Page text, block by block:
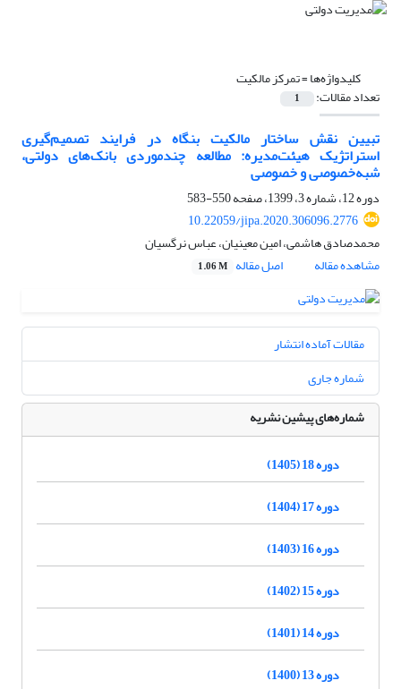
کلیدواژه‌ها =تمرکز مالکیت
تعداد مقالات: 1
تبیین نقش ساختار مالکیت بنگاه در فرایند تصمیم‌گیری
استراتژیک هیئت‌مدیره: مطالعه چندموردی بانک‌های دولتی،
شبه‌خصوصی و خصوصی
دوره 12، شماره 3، 1399، صفحه
550-583
10.22059/jipa.2020.306096.2776
محمدصادق هاشمی، امین معینیان، عباس نرگسیان
مشاهده مقاله
اصل مقاله 1.06 M
مقالات آماده انتشار
شماره جاری
شماره‌های پیشین نشریه
دوره 18 (1405)
دوره 17 (1404)
دوره 16 (1403)
دوره 15 (1402)
دوره 14 (1401)
دوره 13 (1400)